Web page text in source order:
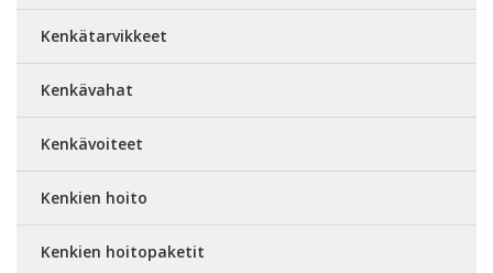
Kenkätarvikkeet
Kenkävahat
Kenkävoiteet
Kenkien hoito
Kenkien hoitopaketit